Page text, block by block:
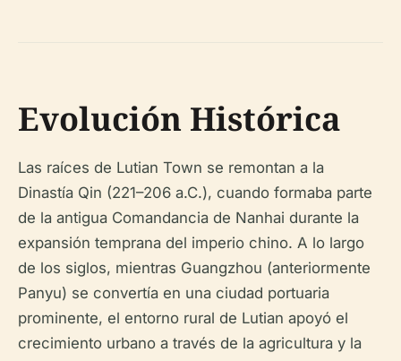
Evolución Histórica
Las raíces de Lutian Town se remontan a la
Dinastía Qin (221–206 a.C.), cuando formaba parte
de la antigua Comandancia de Nanhai durante la
expansión temprana del imperio chino. A lo largo
de los siglos, mientras Guangzhou (anteriormente
Panyu) se convertía en una ciudad portuaria
prominente, el entorno rural de Lutian apoyó el
crecimiento urbano a través de la agricultura y la